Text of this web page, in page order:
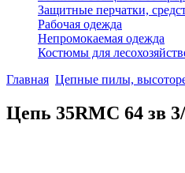
Защитные перчатки,
Рабочая одежда
Непромокаемая одежда
Костюмы для
Главная Цепные пилы,
Цепь 35RMС 64 зв